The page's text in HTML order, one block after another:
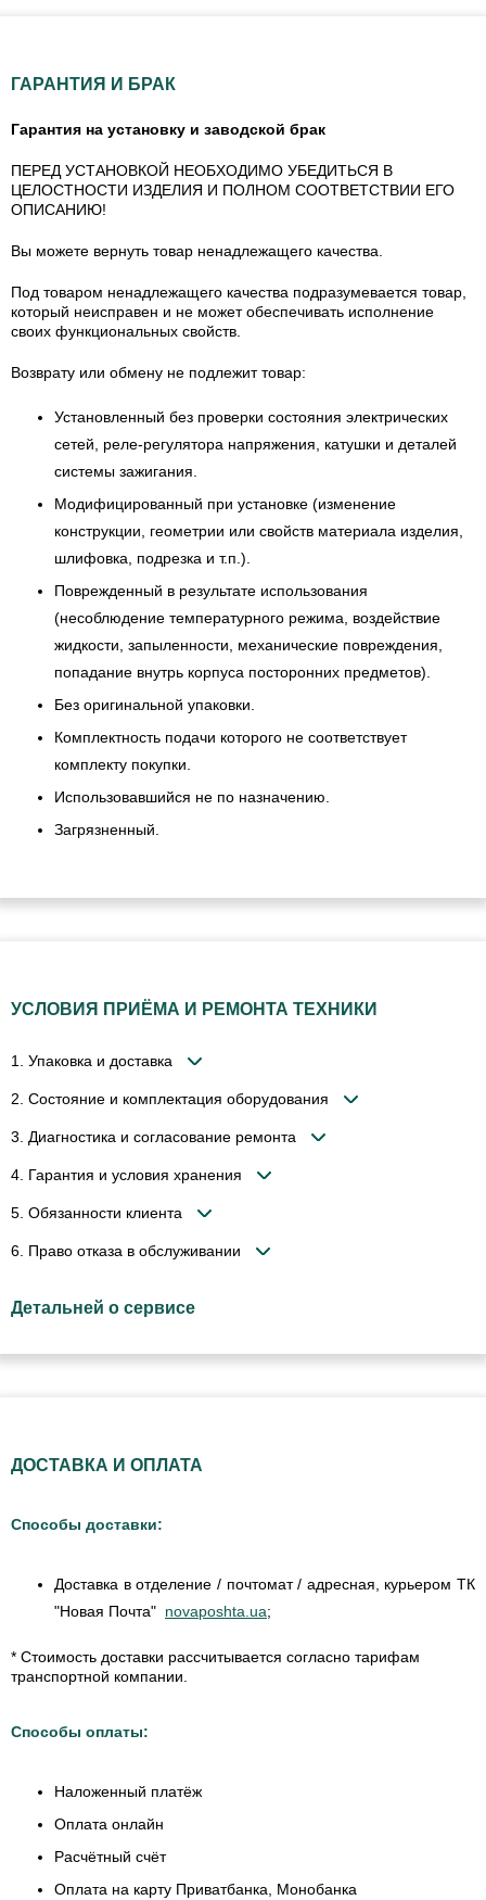
ГАРАНТИЯ И БРАК
Гарантия на установку и заводской брак
ПЕРЕД УСТАНОВКОЙ НЕОБХОДИМО УБЕДИТЬСЯ В
ЦЕЛОСТНОСТИ ИЗДЕЛИЯ И ПОЛНОМ СООТВЕТСТВИИ ЕГО
ОПИСАНИЮ!
Вы можете вернуть товар ненадлежащего качества.
Под товаром ненадлежащего качества подразумевается товар,
который неисправен и не может обеспечивать исполнение
своих функциональных свойств.
Возврату или обмену не подлежит товар:
Установленный без проверки состояния электрических
сетей, реле-регулятора напряжения, катушки и деталей
системы зажигания.
Модифицированный при установке (изменение
конструкции, геометрии или свойств материала изделия,
шлифовка, подрезка и т.п.).
Поврежденный в результате использования
(несоблюдение температурного режима, воздействие
жидкости, запыленности, механические повреждения,
попадание внутрь корпуса посторонних предметов).
Без оригинальной упаковки.
Комплектность подачи которого не соответствует
комплекту покупки.
Использовавшийся не по назначению.
Загрязненный.
УСЛОВИЯ ПРИЁМА И РЕМОНТА ТЕХНИКИ
1. Упаковка и доставка
2. Состояние и комплектация оборудования
3. Диагностика и согласование ремонта
4. Гарантия и условия хранения
5. Обязанности клиента
6. Право отказа в обслуживании
Детальней о сервисе
ДОСТАВКА И ОПЛАТА
Способы доставки:
Доставка в отделение / почтомат / адресная, курьером ТК
"Новая Почта" novaposhta.ua;
* Стоимость доставки рассчитывается согласно тарифам
транспортной компании.
Способы оплаты:
Наложенный платёж
Оплата онлайн
Расчётный счёт
Оплата на карту Приватбанка, Монобанка